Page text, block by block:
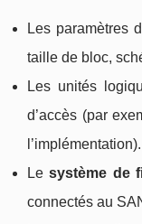
Les paramètres
taille de bloc,
Les unités
d’accès (par
l’implémentation).
Lesystème de
connectés au